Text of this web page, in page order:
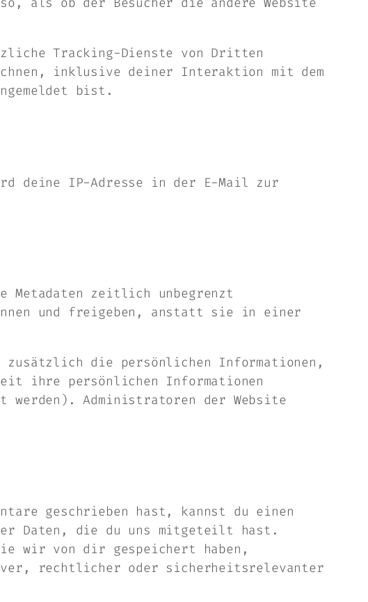
Tracking-Dienste von Dritten
inklusive deiner Interaktion mit dem
bist.
deine IP-Adresse in der E-Mail zur
Metadaten zeitlich unbegrenzt
und freigeben, anstatt sie in einer
die persönlichen Informationen,
ihre persönlichen Informationen
werden). Administratoren der Website
geschrieben hast, kannst du einen
Daten, die du uns mitgeteilt hast.
wir von dir gespeichert haben,
rechtlicher oder sicherheitsrelevanter